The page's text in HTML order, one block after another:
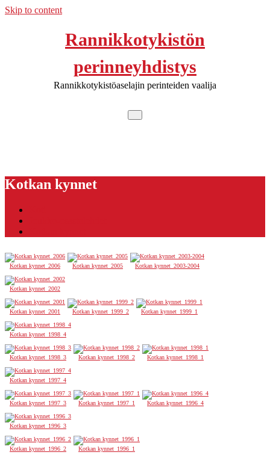
Skip to content
Rannikkotykistön
perinneyhdistys
Rannikkotykistöaselajin perinteiden vaalija
Kotkan kynnet
Kotkan kynnet_2006 Kotkan kynnet_2005 Kotkan kynnet_2003-2004
Kotkan kynnet_2002
Kotkan kynnet_2001 Kotkan kynnet_1999_2 Kotkan kynnet_1999_1
Kotkan kynnet_1998_4
Kotkan kynnet_1998_3 Kotkan kynnet_1998_2 Kotkan kynnet_1998_1
Kotkan kynnet_1997_4
Kotkan kynnet_1997_3 Kotkan kynnet_1997_1 Kotkan kynnet_1996_4
Kotkan kynnet_1996_3
Kotkan kynnet_1996_2 Kotkan kynnet_1996_1